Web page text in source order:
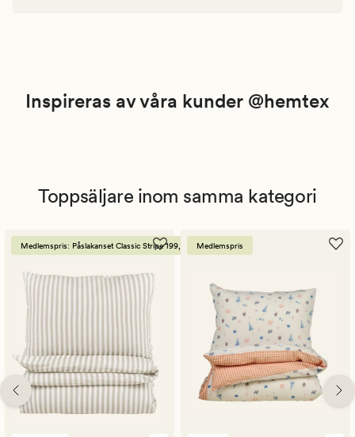
Inspireras av våra kunder @hemtex
Toppsäljare inom samma kategori
Medlemspris: Påslakanset Classic Stripe 199,- Medlemspris